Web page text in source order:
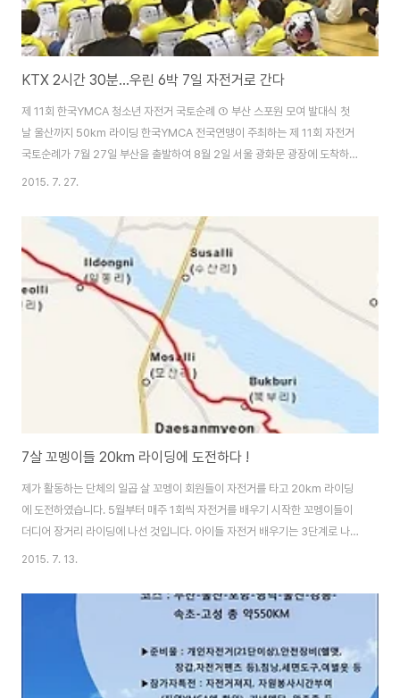
KTX 2시간 30분...우린 6박 7일 자전거로 간다
제 11회 한국YMCA 청소년 자전거 국토순례 ① 부산 스포원 모여 발대식 첫
날 울산까지 50km 라이딩 한국YMCA 전국연맹이 주최하는 제 11회 자전거
국토순례가 7월 27일 부산을 출발하여 8월 2일 서울 광화문 광장에 도착하는
6박 7일 일정을 시작하였습니다. 전국 전남 여수, 경남 마산과 창원, 경기도 안
소년들이 자전거로 부산에서 서울까지 558.4km를 달립니다. KTX 타고 가
면 2시간 30분이면 갈 수 있는 거리를 온전히 자신의 힘으로만 자전거를 타고
6박 7일을 달려 서울까지 가는 ‘사서하는 고생’을 시작하는 것입니다. 제 11회
를 맞이하는 한국YMCA 청소년 자전거 국토순례는 부산을 출발하여 울산 – ..
2015. 7. 27.
7살 꼬멩이들 20km 라이딩에 도전하다 !
제가 활동하는 단체의 일곱 살 꼬멩이 회원들이 자전거를 타고 20km 라이딩
에 도전하였습니다. 5월부터 매주 1회씩 자전거를 배우기 시작한 꼬멩이들이
더디어 장거리 라이딩에 나선 것입니다. 아이들 자전거 배우기는 3단계로 나누
어 진행되었습니다. 1단계는 패달없는 자전거 밀고 다니기, 2단계는 두발 자전
습니다. 약 2달 동안 수업을 마무리하는 기념으로 낙동강 자전거 도로에서
20km 라이딩에 도전하였습니다. 낙동강 자전거 도로 본포교 캠핑장을 출발하
여 수산대교를 지나갔다가 다시 원점으로 회귀하는 20km 코스였습니다. 모두
16명의 아이들이 20km 라이딩에 도전하였는데, 한 명도 빠짐없이 완주에 성
공하였습니다. 아침 7시, 여름이..
2015. 7. 13.